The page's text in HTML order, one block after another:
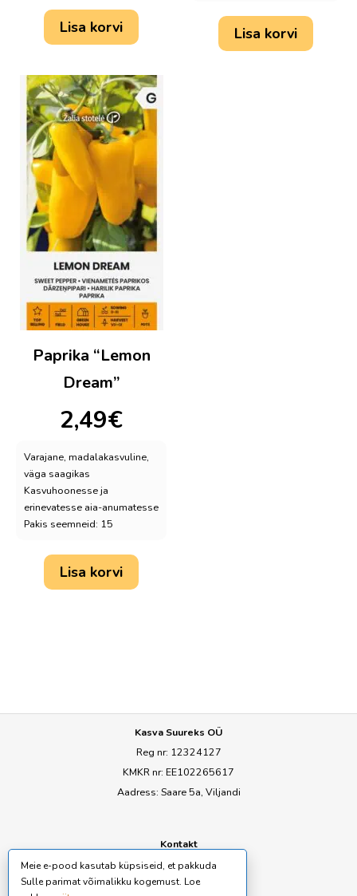
Lisa korvi Lisa korvi
Paprika “Lemon
Dream”
2,49€
Varajane, madalakasvuline,
väga saagikas
Kasvuhoonesse ja
erinevatesse aia-anumatesse
Pakis seemneid: 15
Lisa korvi
Kasva Suureks OÜ
Reg nr: 12324127
KMKR nr: EE102265617
Aadress: Saare 5a, Viljandi
Kontakt
E-mail:ly@seemned.ee
Meie e-pood kasutab küpsiseid, et pakkuda
Sulle parimat võimalikku kogemust. Loe